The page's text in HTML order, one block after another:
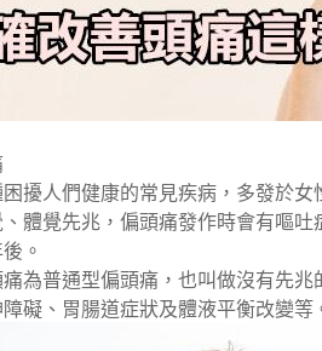
擾人們健康的常見疾病，多發於
體覺先兆，偏頭痛發作時會有嘔
。
為普通型偏頭痛，也叫做沒有先
礙、胃腸道症狀及體液平衡改變等